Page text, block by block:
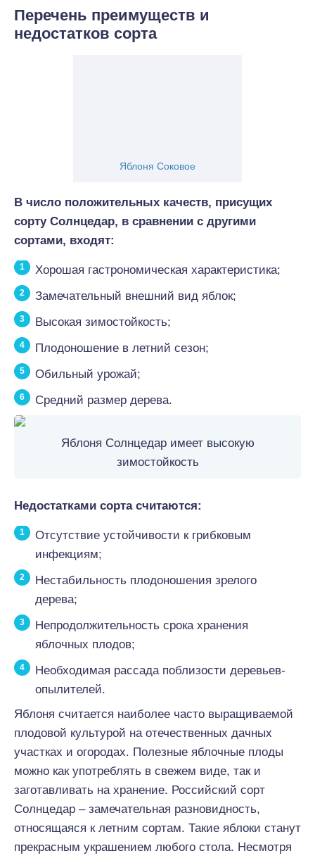
Перечень преимуществ и
недостатков сорта
Яблоня Соковое
В число положительных качеств, присущих
сорту Солнцедар, в сравнении с другими
сортами, входят:
Хорошая гастрономическая характеристика;
Замечательный внешний вид яблок;
Высокая зимостойкость;
Плодоношение в летний сезон;
Обильный урожай;
Средний размер дерева.
Яблоня Солнцедар имеет высокую
зимостойкость
Недостатками сорта считаются:
Отсутствие устойчивости к грибковым
инфекциям;
Нестабильность плодоношения зрелого
дерева;
Непродолжительность срока хранения
яблочных плодов;
Необходимая рассада поблизости деревьев-
опылителей.
Яблоня считается наиболее часто выращиваемой
плодовой культурой на отечественных дачных
участках и огородах. Полезные яблочные плоды
можно как употреблять в свежем виде, так и
заготавливать на хранение. Российский сорт
Солнцедар – замечательная разновидность,
относящаяся к летним сортам. Такие яблоки станут
прекрасным украшением любого стола. Несмотря